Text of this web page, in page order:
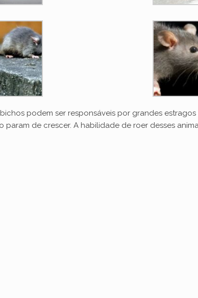
podem ser responsáveis por grandes
param de crescer. A habilidade de roer desses